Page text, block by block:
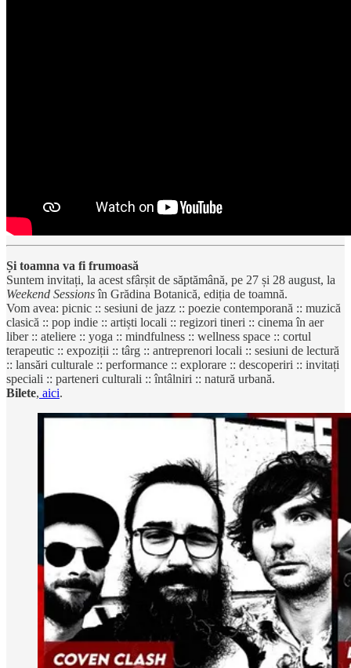
Și toamna va fi frumoasă
Suntem invitați, la acest sfârșit de săptămână, pe 27 și 28 august, la
Weekend Sessionsîn Grădina Botanică, ediția de toamnă.
Vom avea: picnic :: sesiuni de jazz :: poezie contemporană :: muzică
clasică :: pop indie :: artiști locali :: regizori tineri :: cinema în aer
liber :: ateliere :: yoga :: mindfulness :: wellness space :: cortul
terapeutic :: expoziții :: târg :: antreprenori locali :: sesiuni de lectură
:: lansări culturale :: performance :: explorare :: descoperiri :: invitați
speciali :: parteneri culturali :: întâlniri :: natură urbană.
Bilete, aici.